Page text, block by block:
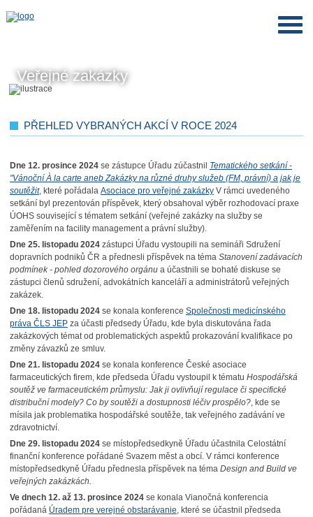
Veřejné zakázky
PŘEHLED VYBRANÝCH AKCÍ V ROCE 2024
Dne 12. prosince 2024se zástupce Úřadu zúčastnil Tematického setkání -
"Vánoční À la carte aneb Zakázky na různé druhy služeb (FM, právní) a jak je
soutěžit, které pořádala Asociace pro veřejné zakázkyV rámci uvedeného
setkání byl prezentován příspěvek, který obsahoval výběr rozhodovací praxe
ÚOHS související s tématem setkání (veřejné zakázky na služby se
zaměřením na facility management a právní služby).
Dne 25. listopadu 2024 zástupci Úřadu vystoupili na semináři Sdružení
dopravních podniků ČR a přednesli příspěvek na téma Stanovení zadávacích
podmínek - pohled dozorového orgánu a účastnili se bohaté diskuse se
zástupci členů sdružení, advokátních kanceláří a administrátorů veřejných
zakázek.
Dne 18. listopadu 2024se konala konference Společnosti medicínského
práva ČLS JEPza účasti předsedy Úřadu, kde byla diskutována řada
zakázkových témat od problematických aspektů prokazování kvalifikace po
změny závazků ze smluv.
Dne 21. listopadu 2024se konala konference České asociace
farmaceutických firem, kde předseda Úřadu vystoupil k tématu Hospodářská
soutěž ve farmaceutickém průmyslu: Jak ji ovlivňují regulace či specifické
distribuční modely? Co by soutěži a dostupnosti léčiv prospělo?, kde se
mísila jak problematika hospodářské soutěže, tak veřejného zadávání ve
zdravotnictví.
Dne 29. listopadu 2024se místopředsedkyně Úřadu účastnila Celostátní
finanční konference pořádané Svazem měst a obcí. V rámci konference
místopředsedkyně Úřadu přednesla příspěvek na téma Design and Build ve
veřejných zakázkách.
Ve dnech 12. až 13. prosince 2024se konala Vianočná konferencia
pořádaná Úradem pre verejné obstarávanie, které se účastnil předseda